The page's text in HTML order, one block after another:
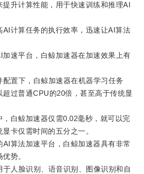
提升计算性能，用于快速训练和推理AI
计算任务的执行效率，迅速让AI算法
速平台，白鲸加速器在加速效果上有
置下，白鲸加速器在机器学习任务
超过普通CPU的20倍，甚至高于传统显
白鲸加速器仅需0.02毫秒，就可以完
卡仅需时间的五分之一。
法加速平台，白鲸加速器具有非常
势。
人脸识别、语音识别、图像识别和自